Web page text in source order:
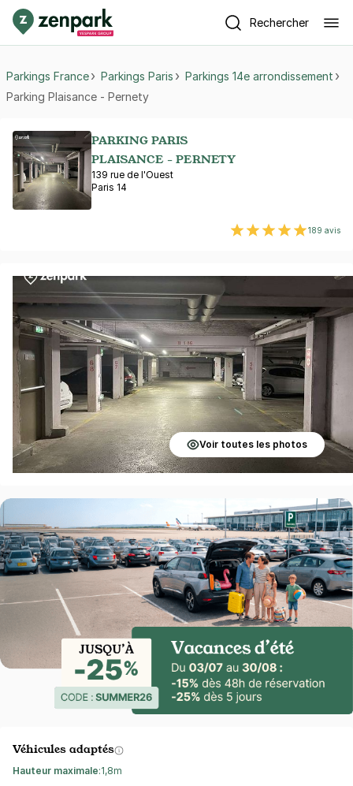
Rechercher
Parkings France Parkings Paris
Parkings 14e arrondissement
Parking Plaisance - Pernety
PARKING PARIS
PLAISANCE - PERNETY
139 rue de l'Ouest
Paris 14
189 avis
Voir toutes les photos
Véhicules adaptés
Hauteur maximale:1,8m